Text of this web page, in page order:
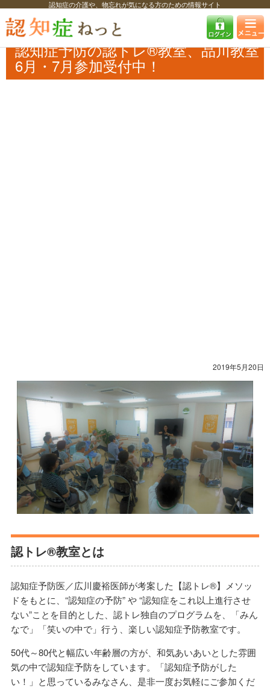
認知症の介護や、物忘れが気になる方のための情報サイト
認知症ねっと 認知症最新ニュース イベント
認知症予防の認トレ®️教
室、品川教室6月・7月参加受付中！
認知症予防の認トレ®️教室、品川教室
6月・7月参加受付中！
2019年5月20日
認トレ®教室とは
認知症予防医／広川慶裕医師が考案した【認トレ®】メソッ
ドをもとに、“認知症の予防” や “認知症をこれ以上進行させ
ない”ことを目的とした、認トレ独自のプログラムを、「みん
なで」「笑いの中で」行う、楽しい認知症予防教室です。
50代～80代と幅広い年齢層の方が、和気あいあいとした雰囲
気の中で認知症予防をしています。「認知症予防がした
い！」と思っているみなさん、是非一度お気軽にご参加くだ